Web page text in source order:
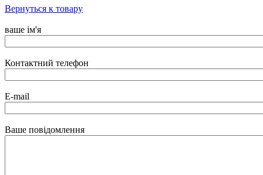
Вернуться к товару
ваше ім'я
Контактний телефон
E-mail
Ваше повідомлення